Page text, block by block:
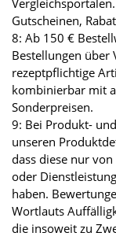
Gutscheinen,
8: Ab 150 €
Bestellungen über
rezeptpflichtige
kombinierbar mit
Sonderpreisen.
9: Bei Produkt-
unseren
dass diese nur
oder
haben.
Wortlauts
die insoweit zu